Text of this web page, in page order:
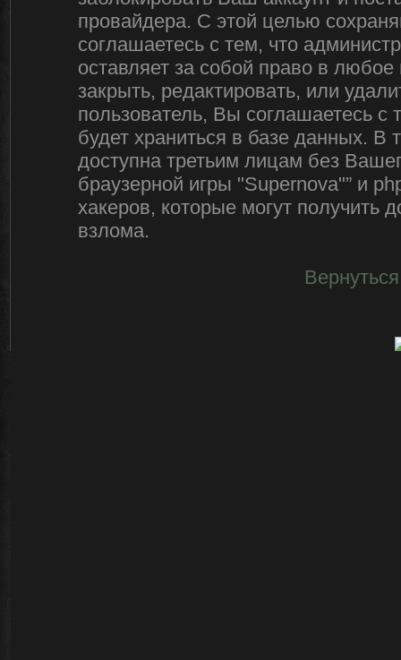
провайдера. С этой целью
соглашаетесь с тем, что
оставляет за собой право в
закрыть, редактировать, или
пользователь, Вы соглашаетесь
будет храниться в базе данных.
доступна третьим лицам без
браузерной игры "Supernova"” и
хакеров, которые могут получить
взлома.